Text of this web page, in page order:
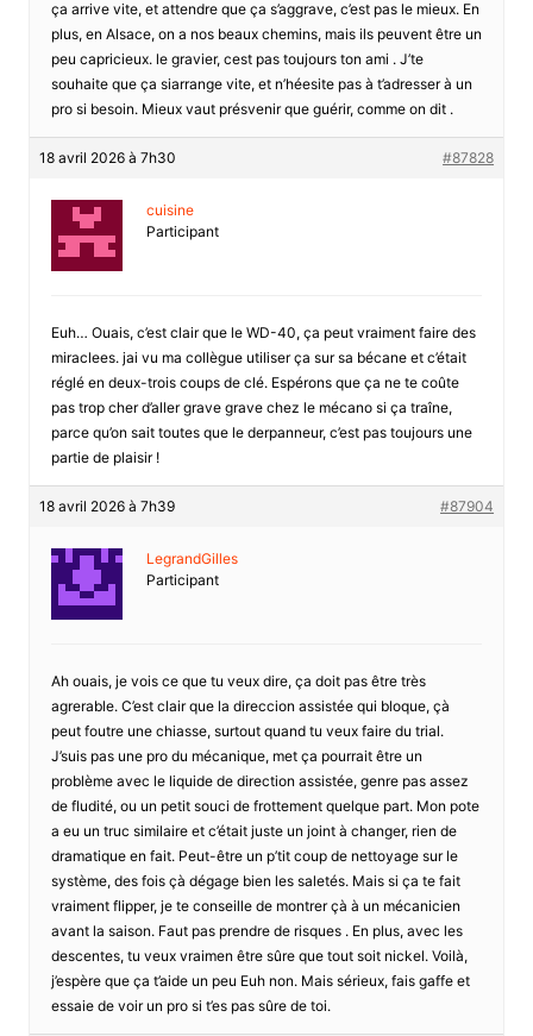
ça arrive vite, et attendre que ça s’aggrave, c’est pas le mieux. En
plus, en Alsace, on a nos beaux chemins, mais ils peuvent être un
peu capricieux. le gravier, cest pas toujours ton ami . J’te
souhaite que ça siarrange vite, et n’héesite pas à t’adresser à un
pro si besoin. Mieux vaut présvenir que guérir, comme on dit .
18 avril 2026 à 7h30 #87828
cuisine
Participant
Euh… Ouais, c’est clair que le WD-40, ça peut vraiment faire des
miraclees. jai vu ma collègue utiliser ça sur sa bécane et c’était
réglé en deux-trois coups de clé. Espérons que ça ne te coûte
pas trop cher d’aller grave grave chez le mécano si ça traîne,
parce qu’on sait toutes que le derpanneur, c’est pas toujours une
partie de plaisir !
18 avril 2026 à 7h39 #87904
LegrandGilles
Participant
Ah ouais, je vois ce que tu veux dire, ça doit pas être très
agrerable. C’est clair que la direccion assistée qui bloque, çà
peut foutre une chiasse, surtout quand tu veux faire du trial.
J’suis pas une pro du mécanique, met ça pourrait être un
problème avec le liquide de direction assistée, genre pas assez
de fludité, ou un petit souci de frottement quelque part. Mon pote
a eu un truc similaire et c’était juste un joint à changer, rien de
dramatique en fait. Peut-être un p’tit coup de nettoyage sur le
système, des fois çà dégage bien les saletés. Mais si ça te fait
vraiment flipper, je te conseille de montrer çà à un mécanicien
avant la saison. Faut pas prendre de risques . En plus, avec les
descentes, tu veux vraimen être sûre que tout soit nickel. Voilà,
j’espère que ça t’aide un peu Euh non. Mais sérieux, fais gaffe et
essaie de voir un pro si t’es pas sûre de toi.